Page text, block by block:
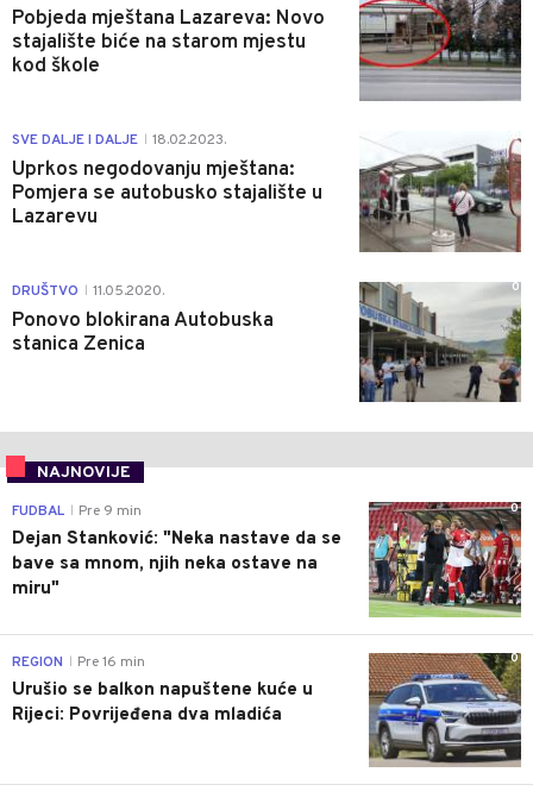
Pobjeda mještana Lazareva: Novo
stajalište biće na starom mjestu
kod škole
SVE DALJE I DALJE 18.02.2023.
Uprkos negodovanju mještana:
Pomjera se autobusko stajalište u
Lazarevu
0
DRUŠTVO 11.05.2020.
Ponovo blokirana Autobuska
stanica Zenica
0
NAJNOVIJE
0
FUDBAL Pre 9 min
Dejan Stanković: "Neka nastave da se
bave sa mnom, njih neka ostave na
miru"
0
REGION Pre 16 min
Urušio se balkon napuštene kuće u
Rijeci: Povrijeđena dva mladića